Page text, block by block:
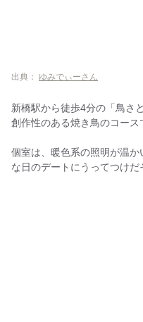
出典： ゆみでぃーさん
新橋駅から徒歩4分の「鳥さ
創作性のある焼き鳥のコース
個室は、暖色系の照明が温
な日のデートにうってつけだ